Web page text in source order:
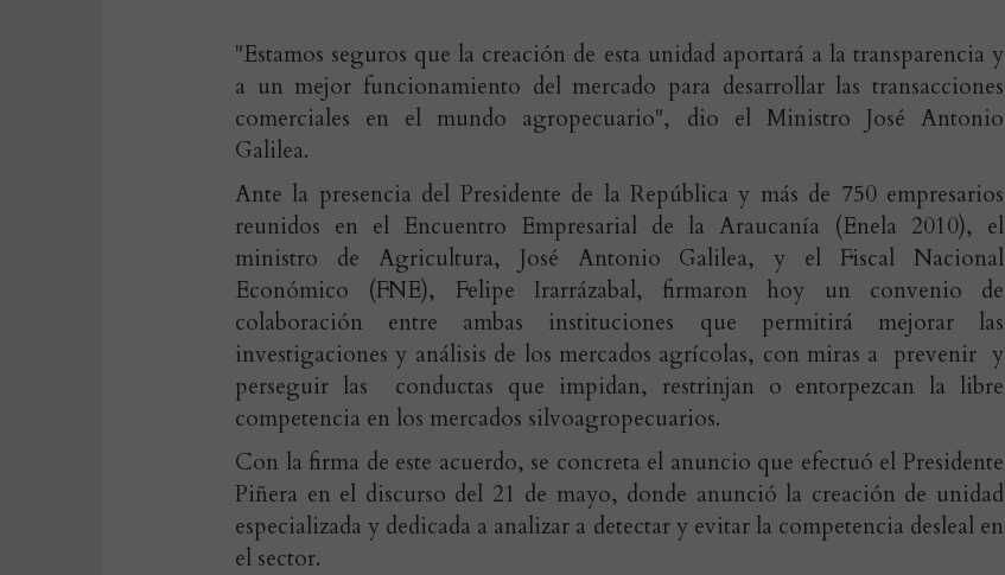
"Estamos seguros que la creación de esta unidad aportará a la transparencia y
a un mejor funcionamiento del mercado para desarrollar las transacciones
comerciales en el mundo agropecuario", dio el Ministro José Antonio
Galilea.
Ante la presencia del Presidente de la República y más de 750 empresarios
reunidos en el Encuentro Empresarial de la Araucanía (Enela 2010), el
ministro de Agricultura, José Antonio Galilea, y el Fiscal Nacional
Económico (FNE), Felipe Irarrázabal, firmaron hoy un convenio de
colaboración entre ambas instituciones que permitirá mejorar las
investigaciones y análisis de los mercados agrícolas, con miras a prevenir y
perseguir las conductas que impidan, restrinjan o entorpezcan la libre
competencia en los mercados silvoagropecuarios.
Con la firma de este acuerdo, se concreta el anuncio que efectuó el Presidente
Piñera en el discurso del 21 de mayo, donde anunció la creación de unidad
especializada y dedicada a analizar a detectar y evitar la competencia desleal en
el sector.